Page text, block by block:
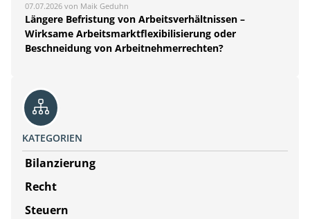
07.07.2026 von Maik Geduhn
Längere Befristung von Arbeitsverhältnissen –
Wirksame Arbeitsmarktflexibilisierung oder
Beschneidung von Arbeitnehmerrechten?
KATEGORIEN
Bilanzierung
Recht
Steuern